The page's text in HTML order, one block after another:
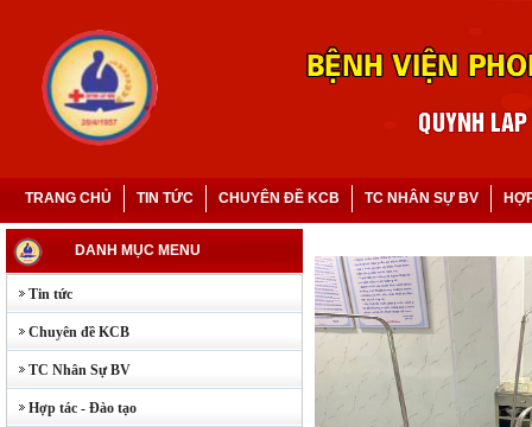
TRANG CHỦ TIN TỨC CHUYÊN ĐỀ KCB TC NHÂN SỰ BV
DANH MỤC MENU
Tin tức
Chuyên đề KCB
TC Nhân Sự BV
Hợp tác - Đào tạo